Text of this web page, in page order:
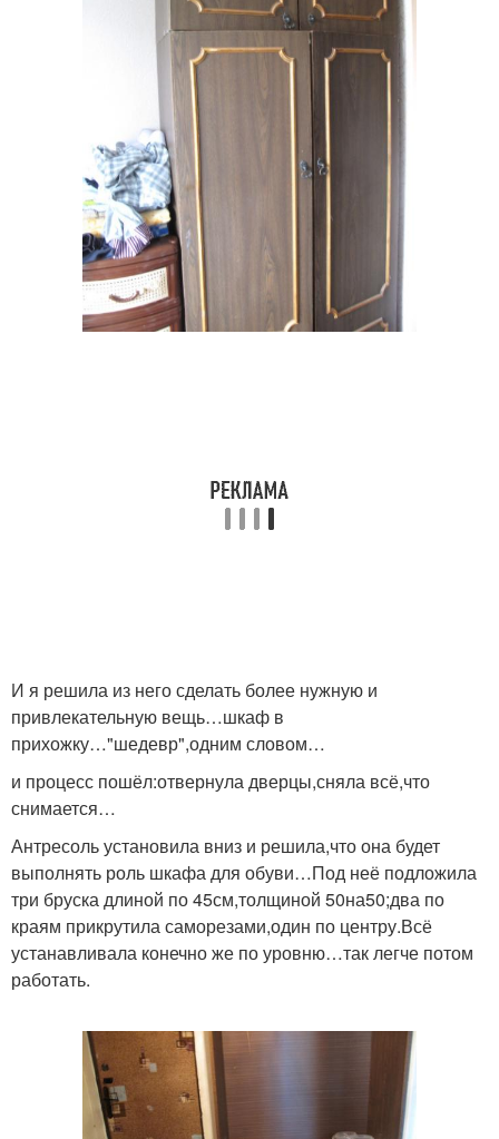
И я решила из него сделать более нужную и
привлекательную вещь…шкаф в
прихожку…"шедевр",одним словом…
и процесс пошёл:отвернула дверцы,сняла всё,что
снимается…
Антресоль установила вниз и решила,что она будет
выполнять роль шкафа для обуви…Под неё подложила
три бруска длиной по 45см,толщиной 50на50;два по
краям прикрутила саморезами,один по центру.Всё
устанавливала конечно же по уровню…так легче потом
работать.